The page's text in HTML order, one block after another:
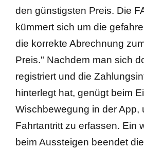
den günstigsten Preis. Die
kümmert sich um die
die korrekte Abrechnung
Preis." Nachdem man sich
registriert und die
hinterlegt hat, genügt beim
Wischbewegung in der App,
Fahrtantritt zu erfassen. Ein
beim Aussteigen beendet die